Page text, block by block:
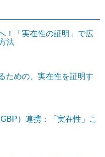
！「実在性の証明」で広
法
ための、実在性を証明す
）連携：「実在性」こ